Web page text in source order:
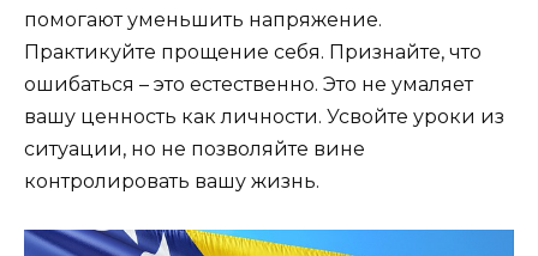
помогают уменьшить напряжение.
Практикуйте прощение себя. Признайте, что
ошибаться – это естественно. Это не умаляет
вашу ценность как личности. Усвойте уроки из
ситуации, но не позволяйте вине
контролировать вашу жизнь.